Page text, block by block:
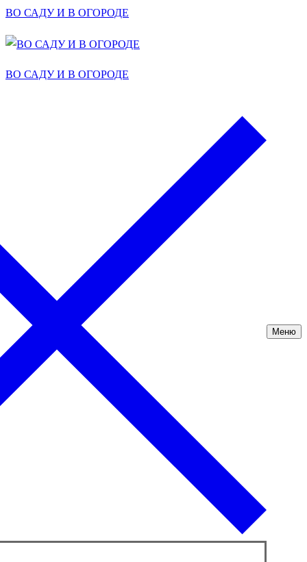
ВО САДУ И В ОГОРОДЕ
ВО САДУ И В ОГОРОДЕ
Меню